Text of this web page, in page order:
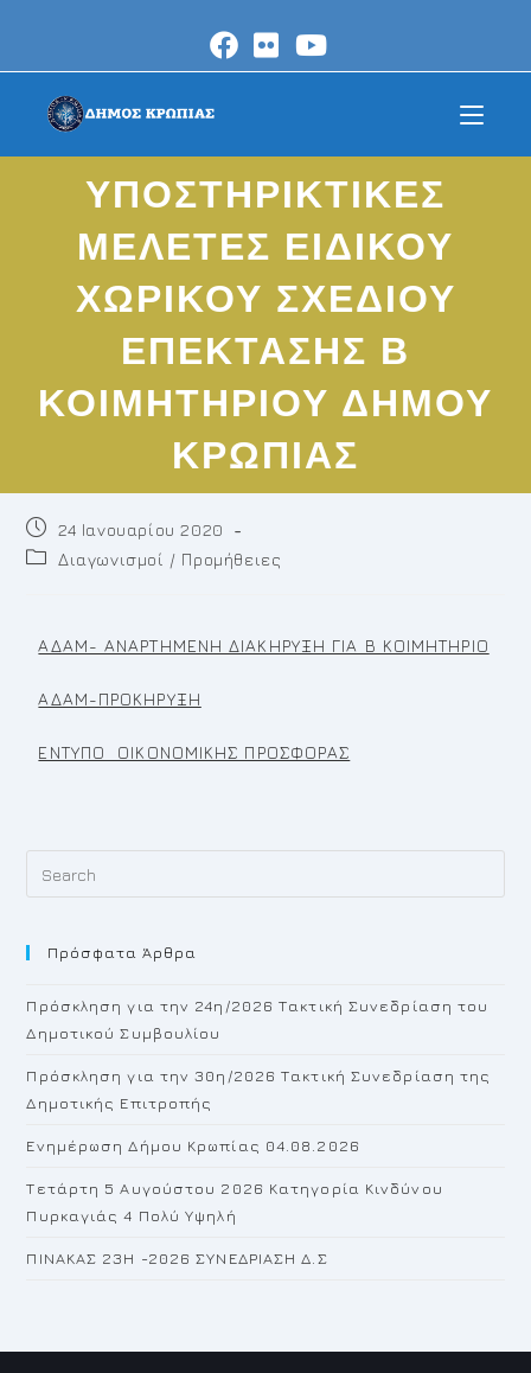
ΥΠΟΣΤΗΡΙΚΤΙΚΕΣ
ΜΕΛΕΤΕΣ ΕΙΔΙΚΟΥ
ΧΩΡΙΚΟΥ ΣΧΕΔΙΟΥ
ΕΠΕΚΤΑΣΗΣ Β
ΚΟΙΜΗΤΗΡΙΟΥ ΔΗΜΟΥ
ΚΡΩΠΙΑΣ
24 Ιανουαρίου 2020
Διαγωνισμοί / Προμήθειες
ΑΔΑΜ- ΑΝΑΡΤΗΜΕΝΗ ΔΙΑΚΗΡΥΞΗ ΓΙΑ Β ΚΟΙΜΗΤΗΡΙΟ
ΑΔΑΜ-ΠΡΟΚΗΡΥΞΗ
ΕΝΤΥΠΟ ΟΙΚΟΝΟΜΙΚΗΣ ΠΡΟΣΦΟΡΑΣ
Πρόσφατα Άρθρα
Πρόσκληση για την 24η/2026 Τακτική Συνεδρίαση του
Δημοτικού Συμβουλίου
Πρόσκληση για την 30η/2026 Τακτική Συνεδρίαση της
Δημοτικής Επιτροπής
Ενημέρωση Δήμου Κρωπίας 04.08.2026
Τετάρτη 5 Αυγούστου 2026 Κατηγορία Κινδύνου
Πυρκαγιάς 4 Πολύ Υψηλή
ΠΙΝΑΚΑΣ 23H -2026 ΣΥΝΕΔΡΙΑΣΗ Δ.Σ